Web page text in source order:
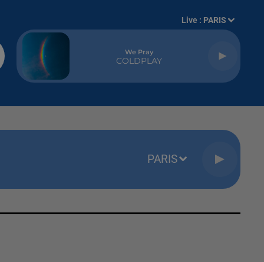
Live : PARIS
We Pray
COLDPLAY
PARIS